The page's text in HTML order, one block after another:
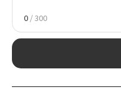
0 / 300